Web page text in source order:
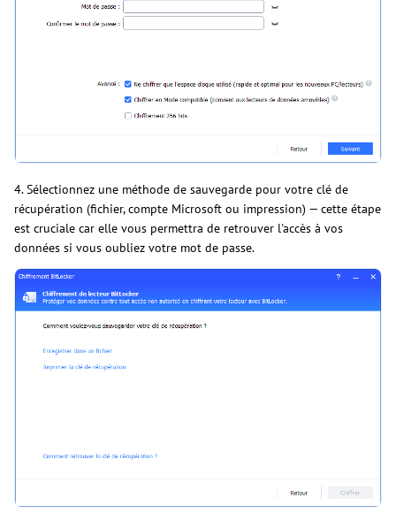
4. Sélectionnez une méthode de sauvegarde pour votre clé de
récupération (fichier, compte Microsoft ou impression) — cette étape
est cruciale car elle vous permettra de retrouver l'accès à vos
données si vous oubliez votre mot de passe.